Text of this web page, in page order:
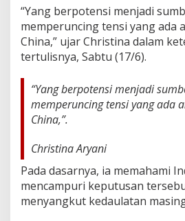
i
P
a
s
u
n
A
k
a
d
i
“Yang berpotensi menjadi
memperuncing tensi yang ada
China,” ujar Christina dalam
tertulisnya, Sabtu (17/6).
“Yang berpotensi menjadi
memperuncing tensi yang ada
China,”.
Christina Aryani
Pada dasarnya, ia memahami
mencampuri keputusan
menyangkut kedaulatan